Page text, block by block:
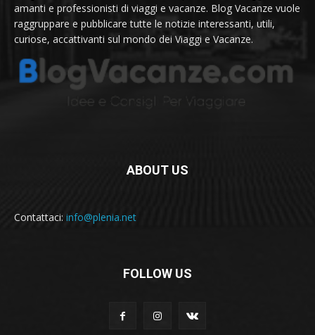
amanti e professionisti di viaggi e vacanze. Blog Vacanze vuole
raggruppare e pubblicare tutte le notizie interessanti, utili,
curiose, accattivanti sul mondo dei Viaggi e Vacanze.
ABOUT US
Contattaci: info@plenia.net
FOLLOW US